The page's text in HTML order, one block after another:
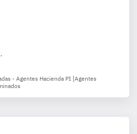
- Agentes Hacienda PI [Agentes